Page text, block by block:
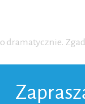
dramatycznie.